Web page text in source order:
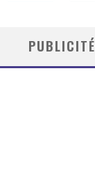
PUBLICITÉ